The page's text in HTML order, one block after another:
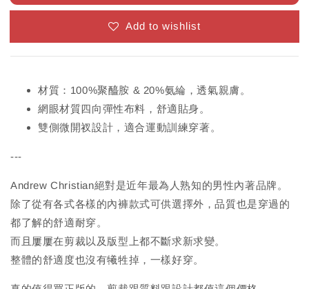
Add to wishlist
材質：100%聚醯胺 & 20%氨綸，透氣親膚。
網眼材質四向彈性布料，舒適貼身。
雙側微開衩設計，適合運動訓練穿著。
---
Andrew Christian絕對是近年最為人熟知的男性內著品牌。
除了從有各式各樣的內褲款式可供選擇外，品質也是穿過的
都了解的舒適耐穿。
而且屢屢在剪裁以及版型上都不斷求新求變。
整體的舒適度也沒有犧牲掉，一樣好穿。